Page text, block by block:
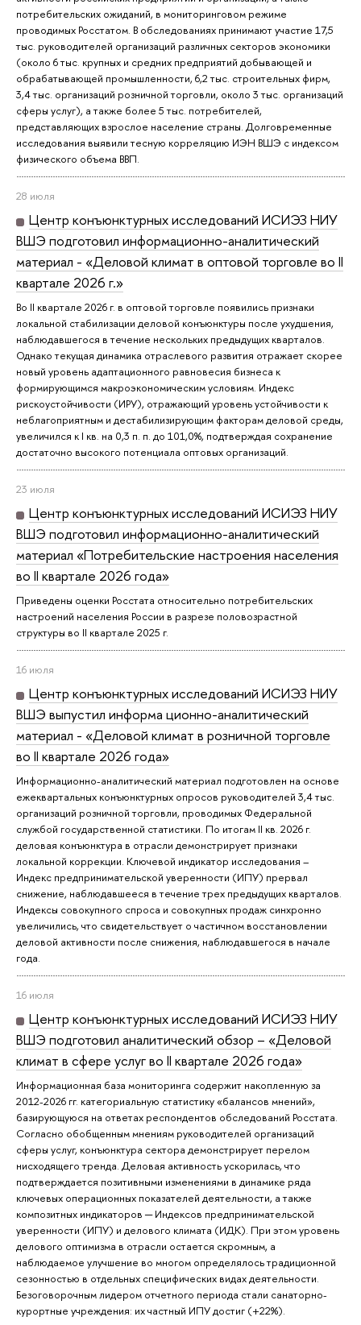
потребительских ожиданий, в мониторинговом режиме
проводимых Росстатом. В обследованиях принимают участие 17,5
тыс. руководителей организаций различных секторов экономики
(около 6 тыс. крупных и средних предприятий добывающей и
обрабатывающей промышленности, 6,2 тыс. строительных фирм,
3,4 тыс. организаций розничной торговли, около 3 тыс. организаций
сферы услуг), а также более 5 тыс. потребителей,
представляющих взрослое население страны. Долговременные
исследования выявили тесную корреляцию ИЭН ВШЭ с индексом
физического объема ВВП.
28 июля
Центр конъюнктурных исследований ИСИЭЗ НИУ
ВШЭ подготовил информационно-аналитический
материал - «Деловой климат в оптовой торговле во II
квартале 2026 г.»
Во II квартале 2026 г. в оптовой торговле появились признаки
локальной стабилизации деловой конъюнктуры после ухудшения,
наблюдавшегося в течение нескольких предыдущих кварталов.
Однако текущая динамика отраслевого развития отражает скорее
новый уровень адаптационного равновесия бизнеса к
формирующимся макроэкономическим условиям. Индекс
рискоустойчивости (ИРУ), отражающий уровень устойчивости к
неблагоприятным и дестабилизирующим факторам деловой среды,
увеличился к I кв. на 0,3 п. п. до 101,0%, подтверждая сохранение
достаточно высокого потенциала оптовых организаций.
23 июля
Центр конъюнктурных исследований ИСИЭЗ НИУ
ВШЭ подготовил информационно-аналитический
материал «Потребительские настроения населения
во II квартале 2026 года»
Приведены оценки Росстата относительно потребительских
настроений населения России в разрезе половозрастной
структуры во II квартале 2025 г.
16 июля
Центр конъюнктурных исследований ИСИЭЗ НИУ
ВШЭ выпустил информа ционно-аналитический
материал - «Деловой климат в розничной торговле
во II квартале 2026 года»
Информационно-аналитический материал подготовлен на основе
ежеквартальных конъюнктурных опросов руководителей 3,4 тыс.
организаций розничной торговли, проводимых Федеральной
службой государственной статистики. По итогам II кв. 2026 г.
деловая конъюнктура в отрасли демонстрирует признаки
локальной коррекции. Ключевой индикатор исследования –
Индекс предпринимательской уверенности (ИПУ) прервал
снижение, наблюдавшееся в течение трех предыдущих кварталов.
Индексы совокупного спроса и совокупных продаж синхронно
увеличились, что свидетельствует о частичном восстановлении
деловой активности после снижения, наблюдавшегося в начале
года.
16 июля
Центр конъюнктурных исследований ИСИЭЗ НИУ
ВШЭ подготовил аналитический обзор – «Деловой
климат в сфере услуг во II квартале 2026 года»
Информационная база мониторинга содержит накопленную за
2012-2026 гг. категориальную статистику «балансов мнений»,
базирующуюся на ответах респондентов обследований Росстата.
Согласно обобщенным мнениям руководителей организаций
сферы услуг, конъюнктура сектора демонстрирует перелом
нисходящего тренда. Деловая активность ускорилась, что
подтверждается позитивными изменениями в динамике ряда
ключевых операционных показателей деятельности, а также
композитных индикаторов ─ Индексов предпринимательской
уверенности (ИПУ) и делового климата (ИДК). При этом уровень
делового оптимизма в отрасли остается скромным, а
наблюдаемое улучшение во многом определялось традиционной
сезонностью в отдельных специфических видах деятельности.
Безоговорочным лидером отчетного периода стали санаторно-
курортные учреждения: их частный ИПУ достиг (+22%).